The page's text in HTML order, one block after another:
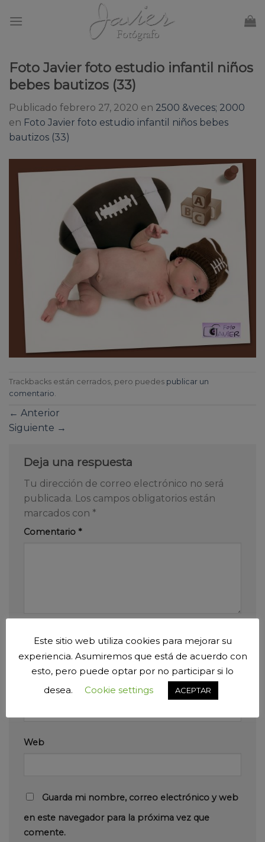
Foto Javier foto estudio infantil niños
bebes bautizos (33)
Publicado febrero 27, 2020 en 2500 &veces; 2000
en Foto Javier foto estudio infantil niños bebes
bautizos (33)
Trackbacks están cerrados, pero puedes publicar un
comentario
← Anterior
Siguiente →
Deja una respuesta
Tu dirección de correo electrónico no será
publicada. Los campos obligatorios están
marcados con *
Comentario *
Correo electrónico*
Web
Guarda mi nombre, correo electrónico y web
en este navegador para la próxima vez que
comente.
Este sitio web utiliza cookies para mejorar su
experiencia. Asumiremos que está de acuerdo con
esto, pero puede optar por no participar si lo
desea.
Cookie settings ACEPTAR